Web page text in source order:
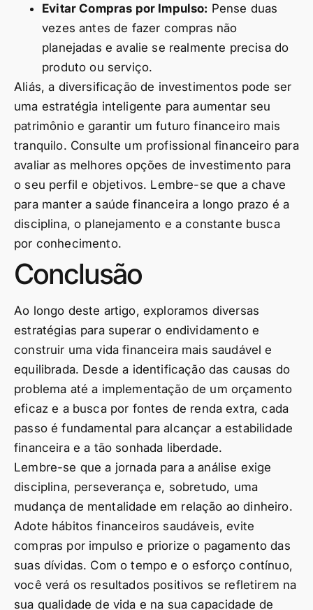
Evitar Compras por Impulso: Pense duas
vezes antes de fazer compras não
planejadas e avalie se realmente precisa do
produto ou serviço.
Aliás, a diversificação de investimentos pode ser
uma estratégia inteligente para aumentar seu
patrimônio e garantir um futuro financeiro mais
tranquilo. Consulte um profissional financeiro para
avaliar as melhores opções de investimento para
o seu perfil e objetivos. Lembre-se que a chave
para manter a saúde financeira a longo prazo é a
disciplina, o planejamento e a constante busca
por conhecimento.
Conclusão
Ao longo deste artigo, exploramos diversas
estratégias para superar o endividamento e
construir uma vida financeira mais saudável e
equilibrada. Desde a identificação das causas do
problema até a implementação de um orçamento
eficaz e a busca por fontes de renda extra, cada
passo é fundamental para alcançar a estabilidade
financeira e a tão sonhada liberdade.
Lembre-se que a jornada para a análise exige
disciplina, perseverança e, sobretudo, uma
mudança de mentalidade em relação ao dinheiro.
Adote hábitos financeiros saudáveis, evite
compras por impulso e priorize o pagamento das
suas dívidas. Com o tempo e o esforço contínuo,
você verá os resultados positivos se refletirem na
sua qualidade de vida e na sua capacidade de